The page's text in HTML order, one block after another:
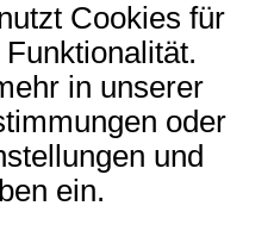
Cookies für
in unserer
oder
und
ein.